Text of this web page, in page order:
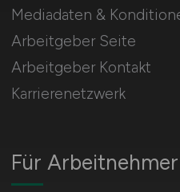
Für Arbeitnehmer
Mediadaten &
Arbeitgeber Seite
Arbeitgeber Kontakt
Karrierenetzwerk